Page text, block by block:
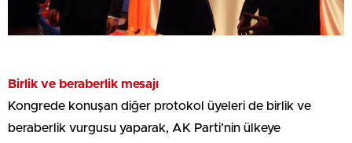
Birlik ve beraberlik mesajı
Kongrede konuşan diğer protokol üyeleri de birlik ve
beraberlik vurgusu yaparak, AK Parti’nin ülkeye